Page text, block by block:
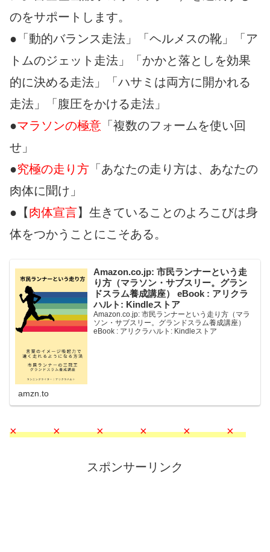
のをサポートします。
●「動的バランス走法」「ヘルメスの靴」「ア
トムのジェット走法」「かかと落としを効果
的に決める走法」「ハサミは両方に開かれる
走法」「腹圧をかける走法」
●マラソンの極意 「複数のフォームを使い回
せ」
●究極の走り方 「あなたの走り方は、あなたの
肉体に聞け」
●【肉体宣言】生きていることのよろこびは身
体をつかうことにこそある。
Amazon.co.jp: 市民ランナーという走
り方（マラソン・サブスリー。グラン
ドスラム養成講座） eBook : アリクラ
ハルト: Kindleストア
Amazon.co.jp: 市民ランナーという走り方（マラ
ソン・サブスリー。グランドスラム養成講座）
eBook : アリクラハルト: Kindleストア
amzn.to
× × × × × ×
スポンサーリンク